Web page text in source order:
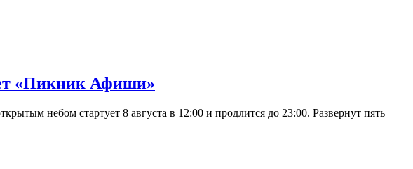
«Пикник Афиши»
небом стартует 8 августа в 12:00 и продлится до 23:00. Развернут пять